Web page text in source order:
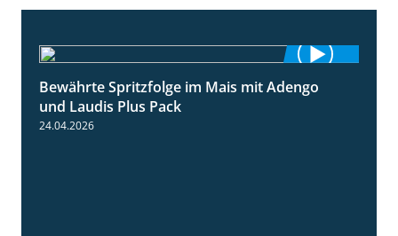
1:22
Bewährte Spritzfolge im Mais mit Adengo
und Laudis Plus Pack
24.04.2026